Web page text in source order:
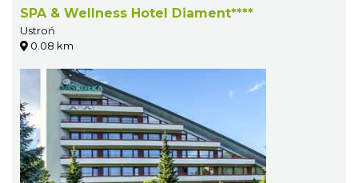
SPA & Wellness Hotel Diament****
Ustroń
0.08 km